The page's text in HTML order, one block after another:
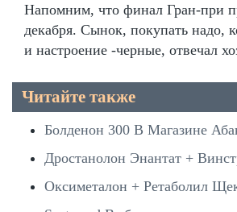
Напомним, что финал Гран-при
декабря. Сынок, покупать надо,
и настроение -черные, отвечал
Читайте также
Болденон 300 В Магазине
Дростанолон Энантат +
Оксиметалон + Ретаболил